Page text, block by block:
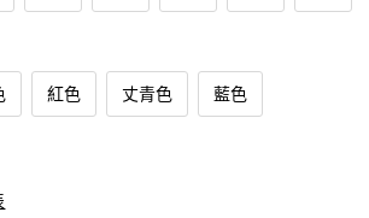
紅色 丈青色 藍色